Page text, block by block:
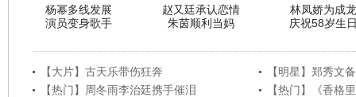
杨幂多线发展
演员变身歌手
赵又廷承认恋情
朱茵顺利当妈
林凤娇为成龙
庆祝58岁生
【大片】古天乐带伤狂奔
【明星】郑秀文
【热门】周冬雨李治廷携手催泪
【热门】《香格